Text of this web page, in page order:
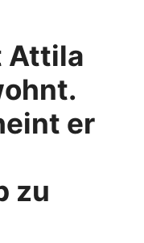
Attila
er
zu